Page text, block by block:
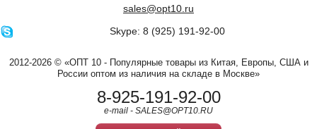
sales@opt10.ru
Skype: 8 (925) 191-92-00
2012-2026 © «ОПТ 10 - Популярные товары из Китая, Европы, США и
России оптом из наличия на складе в Москве»
8-925-191-92-00
e-mail - SALES@OPT10.RU